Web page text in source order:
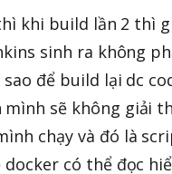
khi build lần 2 thì
sinh ra không
để build lại dc
mình sẽ không giải
chạy và đó là
docker có thể đọc